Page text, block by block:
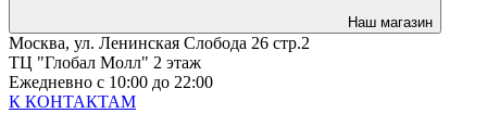
Наш магазин
Москва, ул. Ленинская Слобода 26 стр.2
ТЦ "Глобал Молл" 2 этаж
Ежедневно с 10:00 до 22:00
К КОНТАКТАМ